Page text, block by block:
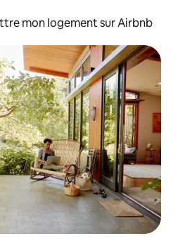
mon logement sur Airbnb